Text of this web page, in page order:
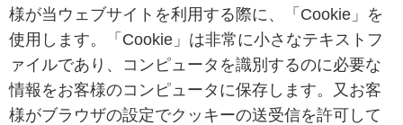
様が当ウェブサイトを利用する際に、「Cookie」を
使用します。「Cookie」は非常に小さなテキストフ
ァイルであり、コンピュータを識別するのに必要な
情報をお客様のコンピュータに保存します。又お客
様がブラウザの設定でクッキーの送受信を許可して